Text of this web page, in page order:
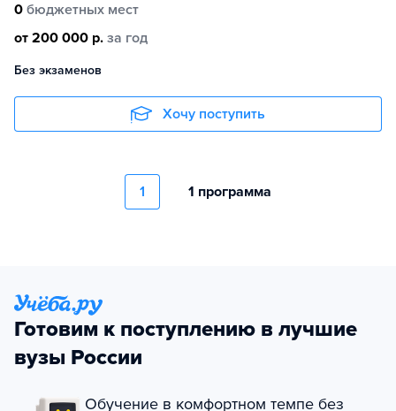
0 бюджетных мест
от 200 000 р. за год
Без экзаменов
Хочу поступить
1 1 программа
Готовим к поступлению в лучшие
вузы России
Обучение в комфортном темпе без